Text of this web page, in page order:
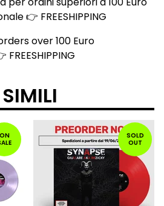
👉 FREESHIPPING
over 100 Euro
ON
SOLD
OUT